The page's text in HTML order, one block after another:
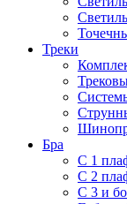
Треки
Бра
С 1
С 2
С 3 и